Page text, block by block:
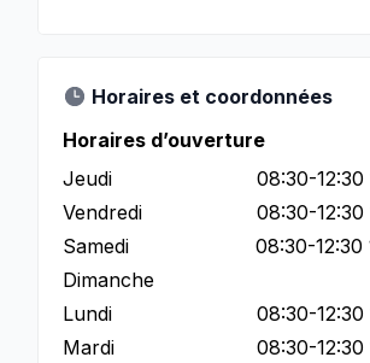
Horaires et coordonnées
Horaires d’ouverture
Jeudi
08:30-12:30
Vendredi
08:30-12:30
Samedi
08:30-12:30
Dimanche
Lundi
08:30-12:30
Mardi
08:30-12:30